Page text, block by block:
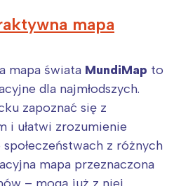
mapa
mapa świata MundiMap to
dla najmłodszych.
zapoznać się z
i ułatwi zrozumienie
z różnych
mapa przeznaczona